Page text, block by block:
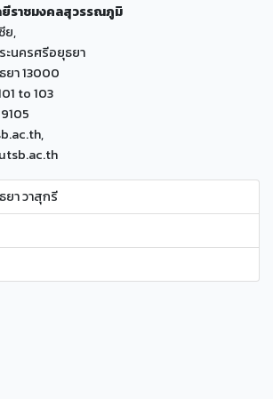
ยีราชมงคลสุวรรณภูมิ
ย,
ะนครศรีอยุธยา
า 13000
to 103
า วาสุกรี